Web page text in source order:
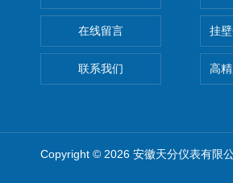
在线留言
联系我们
挂
高
Copyright © 2026 安徽天分仪表有限